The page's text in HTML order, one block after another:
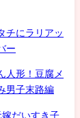
チにラリアッ
ー
人形！豆腐メ
男子末路編
だいすき子